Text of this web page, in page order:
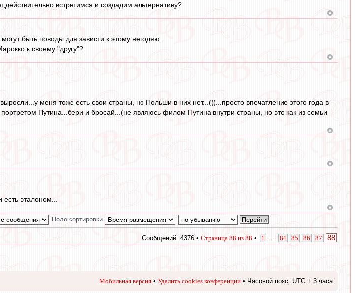
встретимся и создадим альтернативу?
могут быть поводы для зависти к этому негодяю.
к своему "другу"?
меня тоже есть свои страны, но Польши в них нет...(((...просто впечатление этого года в
Путина...бери и бросай...(не являюсь филом Путина внутри страны, но это как из семьи
эталоном...
Поле сортировки
Сообщений: 4376 • Страница 88 из 88 • 1 84 85 86 87 88
Мобильная версия • Удалить cookies конференции • Часовой пояс: UTC + 3 часа